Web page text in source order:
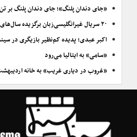
«جای دندان پلنگ»؛ جای دندان پلنگ بر
۲۰ سریال غیرانگلیسی‌زبان برگزیده سال‌های اخیر
اکبر عبدی؛ پدیده کم‌نظیر بازیگری در
«سامی» به ایتالیا می‌رود
«غروب در دیاری غریب» به خانه